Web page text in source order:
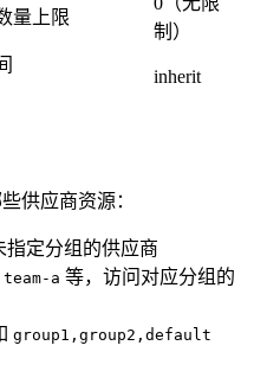
量上限
制）
inherit
供应商资源：
指定分组的供应商
team-a 等，访问对应分组的
group1,group2,default